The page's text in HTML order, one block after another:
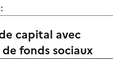
capital avec
fonds sociaux